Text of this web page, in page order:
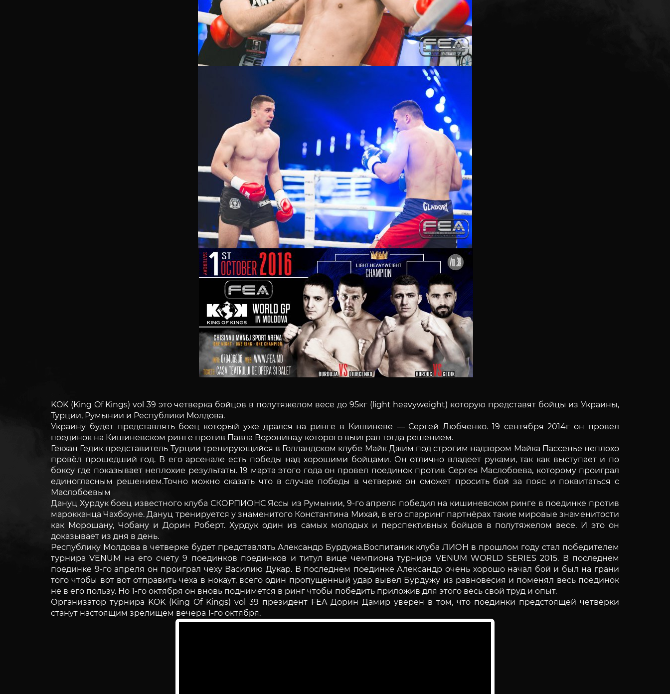
KOK (King Of Kings) vol 39 это четверка бойцов в полутяжелом весе до 95кг (light heavyweight) которую представят бойцы из Украины,
Турции, Румынии и Республики Молдова.
Украину будет представлять боец который уже дрался на ринге в Кишиневе — Сергей Любченко. 19 сентября 2014г он провел
поединок на Кишиневском ринге против Павла Воронина,у которого выиграл тогда решением.
Гекхан Гедик представитель Турции тренирующийся в Голландском клубе Майк Джим под строгим надзором Майка Пассенье неплохо
провёл прошедший год. В его арсенале есть победы над хорошими бойцами. Он отлично владеет руками, так как выступает и по
боксу где показывает неплохие результаты. 19 марта этого года он провел поединок против Сергея Маслобоева, которому проиграл
единогласным решением.Точно можно сказать что в случае победы в четверке он сможет просить бой за пояс и поквитаться с
Маслобоевым
Дануц Хурдук боец известного клуба СКОРПИОНС Яссы из Румынии, 9-го апреля победил на кишиневском ринге в поединке против
марокканца Чахбоуне. Дануц тренируется у знаменитого Константина Михай, в его спарринг партнёрах такие мировые знаменитости
как Морошану, Чобану и Дорин Роберт. Хурдук один из самых молодых и перспективных бойцов в полутяжелом весе. И это он
доказывает из дня в день.
Республику Молдова в четверке будет представлять Александр Бурдужа.Воспитаник клуба ЛИОН в прошлом году стал победителем
турнира VENUM на его счету 9 поединков поединков и титул вице чемпиона турнира VENUM WORLD SERIES 2015. В последнем
поединке 9-го апреля он проиграл чеху Василию Дукар. В последнем поединке Александр очень хорошо начал бой и был на грани
того чтобы вот вот отправить чеха в нокаут, всего один пропущенный удар вывел Бурдужу из равновесия и поменял весь поединок
не в его пользу. Но 1-го октября он вновь поднимется в ринг чтобы победить приложив для этого весь свой труд и опыт.
Организатор турнира KOK (King Of Kings) vol 39 президент FEA Дорин Дамир уверен в том, что поединки предстоящей четвёрки
станут настоящим зрелищем вечера 1-го октября.